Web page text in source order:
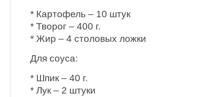
* Картофель – 10 штук
* Творог – 400 г.
* Жир – 4 столовых ложки
Для соуса:
* Шпик – 40 г.
* Лук – 2 штуки